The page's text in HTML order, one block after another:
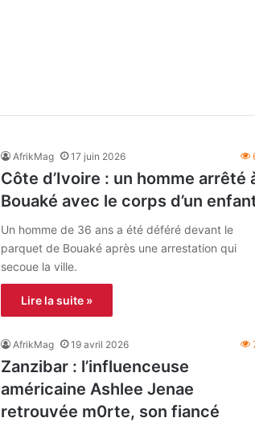
AfrikMag 17 juin 2026
Côte d’Ivoire : un homme arrêté
Bouaké avec le corps d’un
Un homme de 36 ans a été déféré devant le
parquet de Bouaké après une arrestation qui
secoue la ville.
Lire la suite »
AfrikMag 19 avril 2026
Zanzibar : l’influenceuse
américaine Ashlee Jenae
retrouvée m0rte, son fiancé